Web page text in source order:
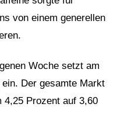
von einem generellen
Woche setzt am
Der gesamte Markt
4,25 Prozent auf 3,60